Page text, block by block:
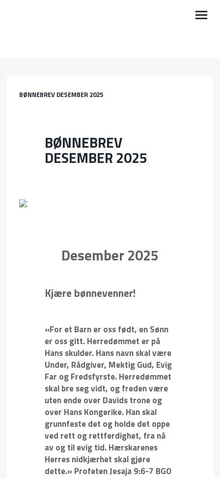
GI EN GAVE
BØNNEBREV DESEMBER 2025
BØNNEBREV
DESEMBER 2025
Desember 2025
Kjære bønnevenner!
«For et Barn er oss født, en Sønn
er oss gitt. Herredømmet er på
Hans skulder. Hans navn skal være
Under, Rådgiver, Mektig Gud, Evig
Far og Fredsfyrste. Herredømmet
skal bre seg vidt, og freden være
uten ende over Davids trone og
over Hans Kongerike. Han skal
grunnfeste det og holde det oppe
ved rett og rettferdighet, fra nå
av og til evig tid. Hærskarenes
Herres nidkjærhet skal gjøre
dette.» Profeten Jesaja 9:6-7 BGO